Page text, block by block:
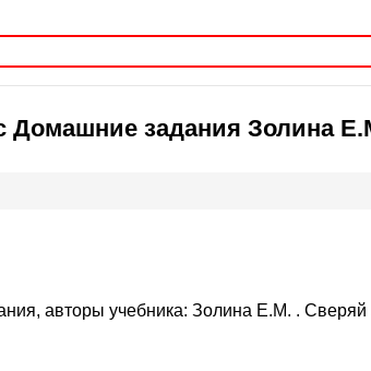
Домашние задания Золина
авторы учебника: Золина Е.М. . Сверяй